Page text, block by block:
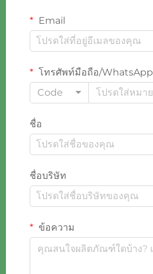
Email
โทรศัพท์มือถือ/WhatsApp
Code
ชื่อ
ชื่อบริษัท
ข้อความ